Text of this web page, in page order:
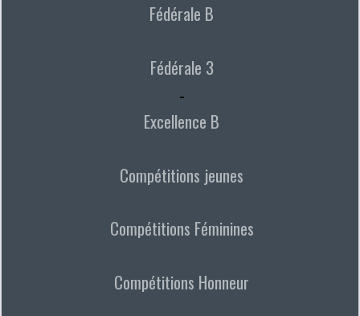
Fédérale B
Fédérale 3
-
Excellence B
Compétitions jeunes
Compétitions Féminines
Compétitions Honneur